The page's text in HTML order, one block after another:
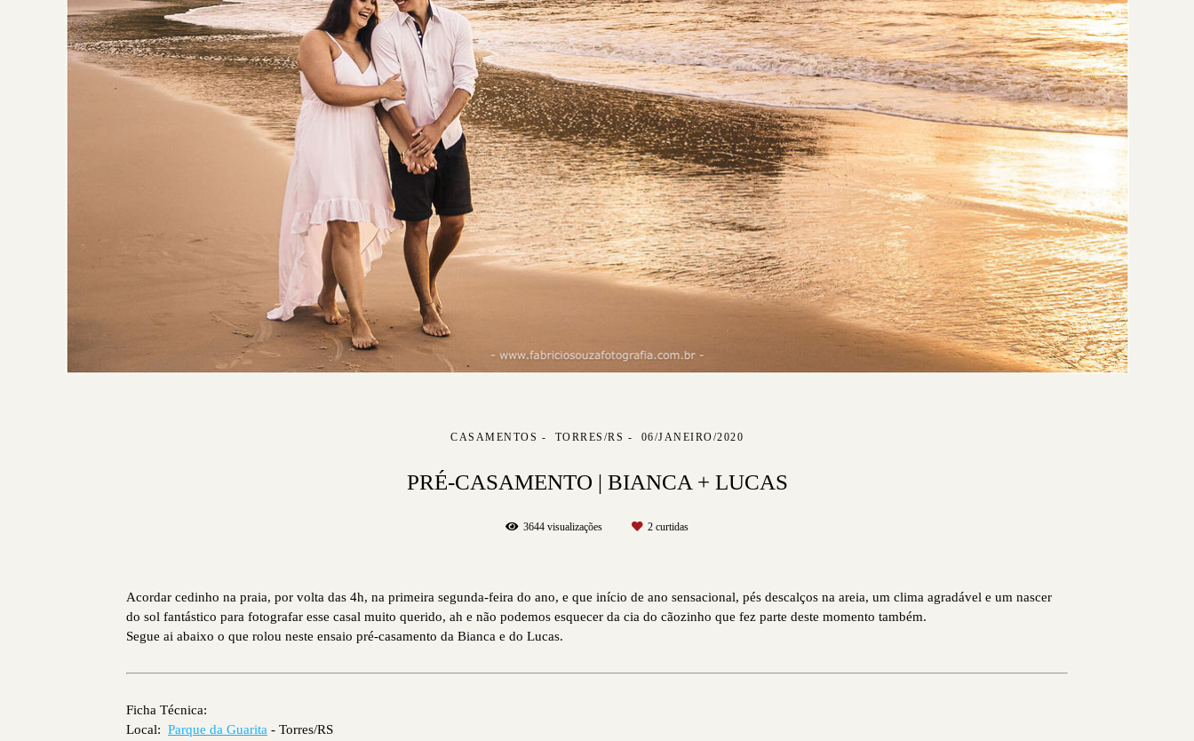
CASAMENTOS TORRES/RS 06/JANEIRO/2020
PRÉ-CASAMENTO | BIANCA + LUCAS
3644 visualizações 2 curtidas
Acordar cedinho na praia, por volta das 4h, na primeira segunda-feira do ano, e que início de ano sensacional, pés descalços na areia, um clima agradável e um nascer
do sol fantástico para fotografar esse casal muito querido, ah e não podemos esquecer da cia do cãozinho que fez parte deste momento também.
Segue ai abaixo o que rolou neste ensaio pré-casamento da Bianca e do Lucas.
Ficha Técnica:
Local: Parque da Guarita - Torres/RS